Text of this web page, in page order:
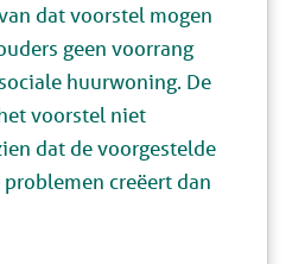
dat voorstel mogen
geen voorrang
huurwoning. De
voorstel niet
dat de voorgestelde
creëert dan